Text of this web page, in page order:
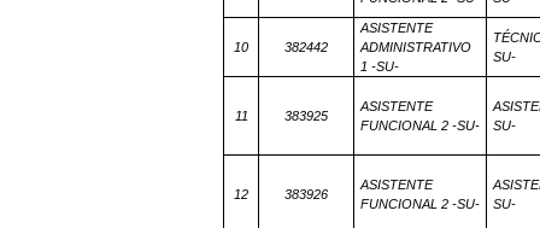
10 382442
ASISTENTE
ADMINISTRATIVO
1 -SU-
SU-
11 383925
ASISTENTE
FUNCIONAL 2 -SU-
SU-
12 383926
ASISTENTE
FUNCIONAL 2 -SU-
SU-